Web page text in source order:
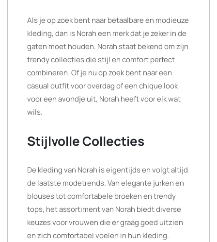
Als je op zoek bent naar betaalbare en modieuze
kleding, dan is Norah een merk dat je zeker in de
gaten moet houden. Norah staat bekend om zijn
trendy collecties die stijl en comfort perfect
combineren. Of je nu op zoek bent naar een
casual outfit voor overdag of een chique look
voor een avondje uit, Norah heeft voor elk wat
wils.
Stijlvolle Collecties
De kleding van Norah is eigentijds en volgt altijd
de laatste modetrends. Van elegante jurken en
blouses tot comfortabele broeken en trendy
tops, het assortiment van Norah biedt diverse
keuzes voor vrouwen die er graag goed uitzien
en zich comfortabel voelen in hun kleding.